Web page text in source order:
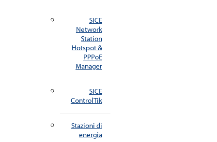
SICE
Network
Station
Hotspot &
PPPoE
Manager
SICE
ControlTik
Stazioni di
energia